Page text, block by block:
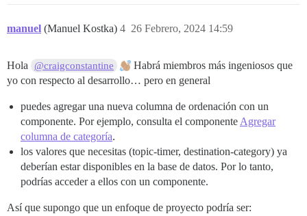
manuel (Manuel Kostka) 26 Febrero, 2024 14:59
4
Hola @craigconstantine
Habrá miembros más ingeniosos que
yo con respecto al desarrollo… pero en general
puedes agregar una nueva columna de ordenación con un
componente. Por ejemplo, consulta el componente Agregar
columna de categoría.
los valores que necesitas (topic-timer, destination-category) ya
deberían estar disponibles en la base de datos. Por lo tanto,
podrías acceder a ellos con un componente.
Así que supongo que un enfoque de proyecto podría ser: